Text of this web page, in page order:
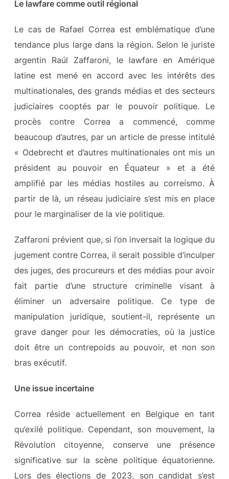
Le lawfare comme outil régional
Le cas de Rafael Correa est emblématique d’une
tendance plus large dans la région. Selon le juriste
argentin Raúl Zaffaroni, le lawfare en Amérique
latine est mené en accord avec les intérêts des
multinationales, des grands médias et des secteurs
judiciaires cooptés par le pouvoir politique. Le
procès contre Correa a commencé, comme
beaucoup d’autres, par un article de presse intitulé
« Odebrecht et d’autres multinationales ont mis un
président au pouvoir en Équateur » et a été
amplifié par les médias hostiles au correísmo. À
partir de là, un réseau judiciaire s’est mis en place
pour le marginaliser de la vie politique.
Zaffaroni prévient que, si l’on inversait la logique du
jugement contre Correa, il serait possible d’inculper
des juges, des procureurs et des médias pour avoir
fait partie d’une structure criminelle visant à
éliminer un adversaire politique. Ce type de
manipulation juridique, soutient-il, représente un
grave danger pour les démocraties, où la justice
doit être un contrepoids au pouvoir, et non son
bras exécutif.
Une issue incertaine
Correa réside actuellement en Belgique en tant
qu’exilé politique. Cependant, son mouvement, la
Révolution citoyenne, conserve une présence
significative sur la scène politique équatorienne.
Lors des élections de 2023, son candidat s’est